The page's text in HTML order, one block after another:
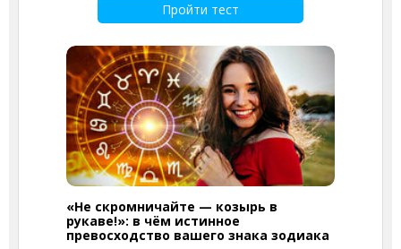
Пройти тест
«Не скромничайте — козырь в
рукаве!»: в чём истинное
превосходство вашего знака зодиака